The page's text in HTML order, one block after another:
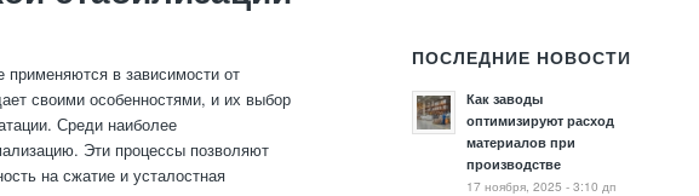
применяются в зависимости от
своими особенностями, и их выбор
Среди наиболее
Эти процессы позволяют
на сжатие и усталостная
ПОСЛЕДНИЕ НОВОСТИ
Как заводы
оптимизируют расход
материалов при
производстве
17 ноября, 2025 - 3:10 дп